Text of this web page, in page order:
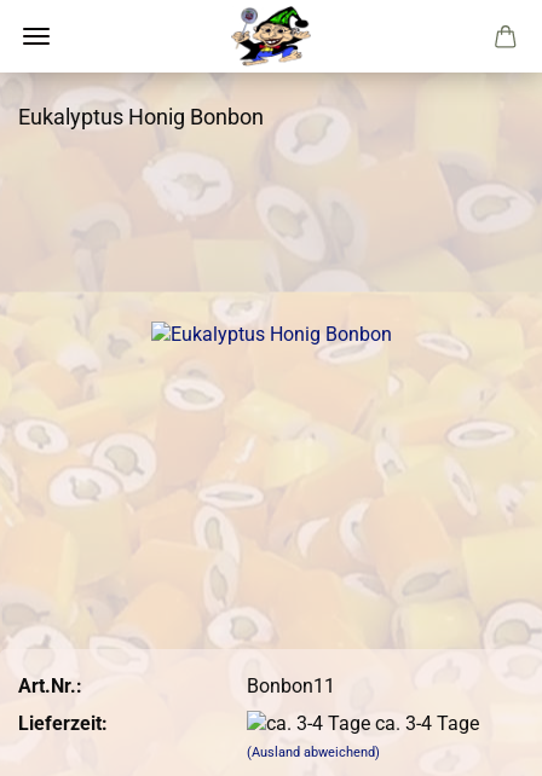
Eukalyptus Honig Bonbon
Art.Nr.:
Bonbon11
Lieferzeit:
ca. 3-4 Tage
(Ausland abweichend)